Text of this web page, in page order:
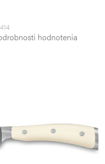
hodnotenia